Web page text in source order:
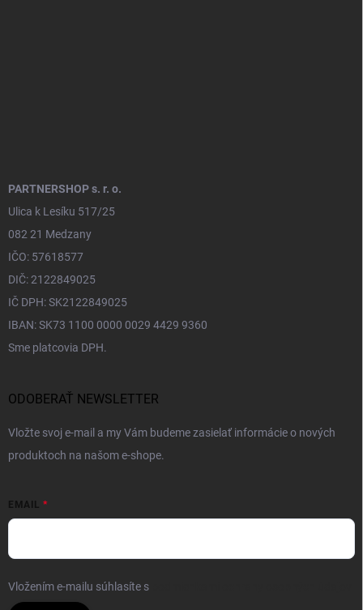
PARTNERSHOP s. r. o.
Ulica k Lesíku 517/25
082 21 Medzany
IČO: 57618577
DIČ: 2122849025
IČ DPH: SK2122849025
IBAN: SK73 1100 0000 0029 4429 9360
Sme platcovia DPH.
ODOBERAŤ NEWSLETTER
Vložte svoj e-mail a my Vám budeme zasielať informácie o nových
produktoch na našom e-shope.
EMAIL
Vložením e-mailu súhlasíte s